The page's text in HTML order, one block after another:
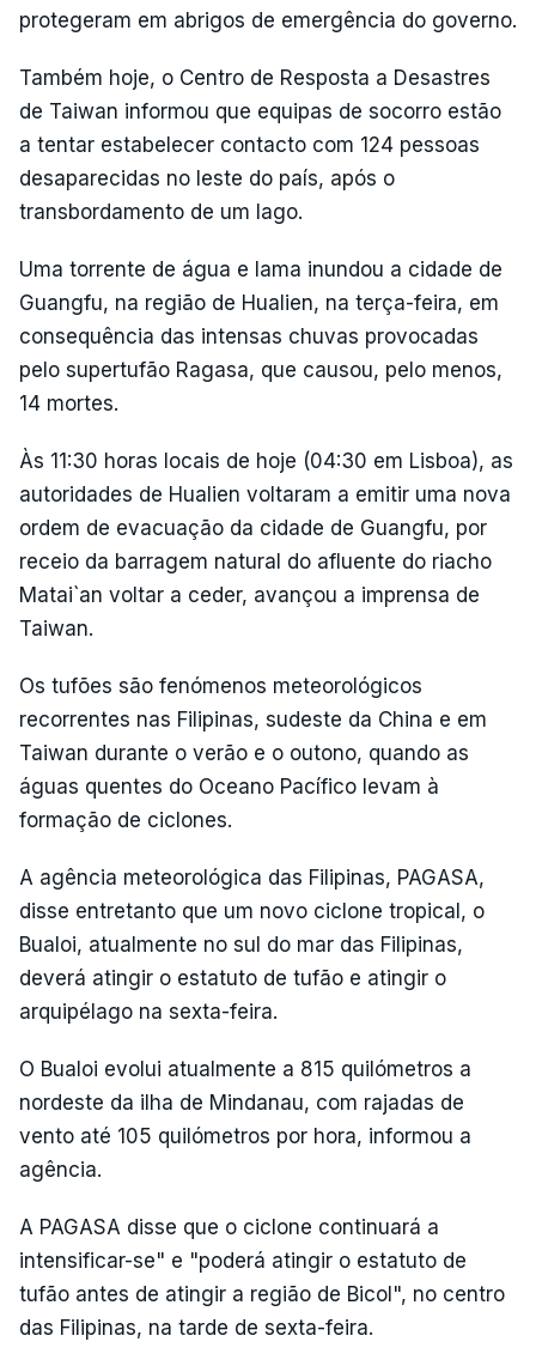
protegeram em abrigos de emergência do governo.
Também hoje, o Centro de Resposta a Desastres
de Taiwan informou que equipas de socorro estão
a tentar estabelecer contacto com 124 pessoas
desaparecidas no leste do país, após o
transbordamento de um lago.
Uma torrente de água e lama inundou a cidade de
Guangfu, na região de Hualien, na terça-feira, em
consequência das intensas chuvas provocadas
pelo supertufão Ragasa, que causou, pelo menos,
14 mortes.
Às 11:30 horas locais de hoje (04:30 em Lisboa), as
autoridades de Hualien voltaram a emitir uma nova
ordem de evacuação da cidade de Guangfu, por
receio da barragem natural do afluente do riacho
Matai`an voltar a ceder, avançou a imprensa de
Taiwan.
Os tufões são fenómenos meteorológicos
recorrentes nas Filipinas, sudeste da China e em
Taiwan durante o verão e o outono, quando as
águas quentes do Oceano Pacífico levam à
formação de ciclones.
A agência meteorológica das Filipinas, PAGASA,
disse entretanto que um novo ciclone tropical, o
Bualoi, atualmente no sul do mar das Filipinas,
deverá atingir o estatuto de tufão e atingir o
arquipélago na sexta-feira.
O Bualoi evolui atualmente a 815 quilómetros a
nordeste da ilha de Mindanau, com rajadas de
vento até 105 quilómetros por hora, informou a
agência.
A PAGASA disse que o ciclone continuará a
intensificar-se" e "poderá atingir o estatuto de
tufão antes de atingir a região de Bicol", no centro
das Filipinas, na tarde de sexta-feira.